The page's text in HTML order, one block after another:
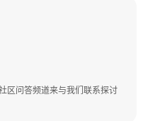
区问答频道来与我们联系探讨